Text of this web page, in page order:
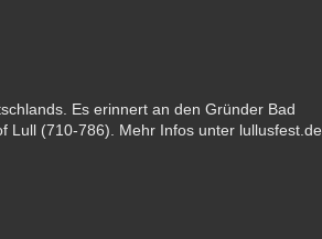
Es erinnert an den Gründer Bad
Lull (710-786). Mehr Infos unter lullusfest.de